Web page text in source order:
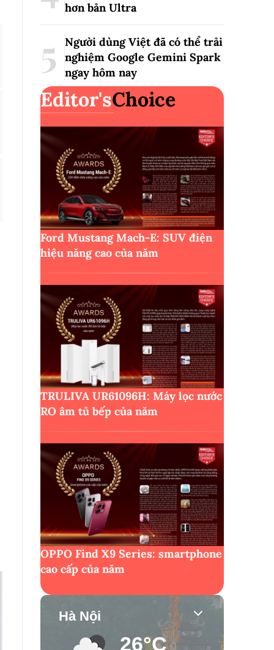
hơn bản Ultra
Người dùng Việt đã có thể trải
nghiệm Google Gemini Spark
ngay hôm nay
Editor'sChoice
Ford Mustang Mach-E: SUV điện
hiệu năng cao của năm
TRULIVA UR61096H: Máy lọc nước
RO âm tủ bếp của năm
OPPO Find X9 Series: smartphone
cao cấp của năm
Hà Nội
26°C